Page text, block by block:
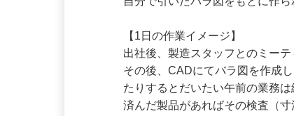
を見ながら作図するトレース作
【1日の作業イメージ】
出社後、製造スタッフとのミー
その後、CADにてバラ図を作成
たりするとだいたい午前の業務